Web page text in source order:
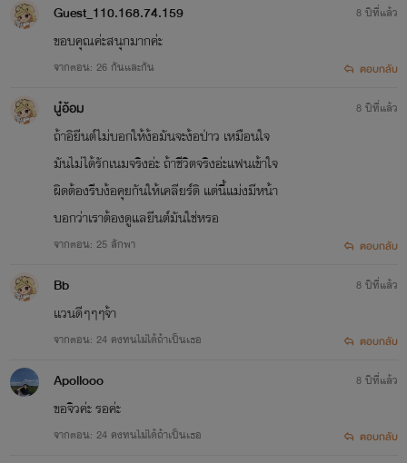
Guest_110.168.74.159
ขอบคุณค่ะสนุกมากค่ะ
จากตอน: 26 กันและกัน
8 ปีที่แล้ว
ตอบกลับ
นู๋อ้อม
ถ้าอิยีนต์ไม่บอกให้ง้อมันจะง้อป่าว เหมือนใจ
มันไม่ได้รักเนมจริงอ่ะ ถ้าชีวิตจริงอ่ะแฟนเข้าใจ
ผิดต้องรีบง้อคุยกันให้เคลียร์ดิ แต่นี้แม่งมีหน้า
บอกว่าเราต้องดูแลยีนต์มันใช่หรอ
จากตอน: 25 ลักพา
8 ปีที่แล้ว
ตอบกลับ
Bb
เเวนดีๆๆๆจ้า
จากตอน: 24 คงทนไม่ได้ถ้าเป็นเธอ
8 ปีที่แล้ว
ตอบกลับ
Apollooo
ขอจิวค่ะ รอค่ะ
จากตอน: 24 คงทนไม่ได้ถ้าเป็นเธอ
8 ปีที่แล้ว
ตอบกลับ